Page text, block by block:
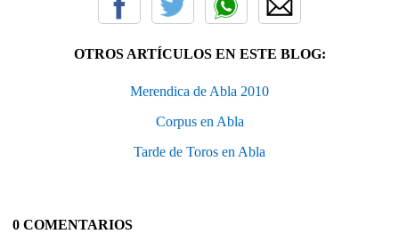
OTROS ARTÍCULOS EN ESTE BLOG:
Merendica de Abla 2010
Corpus en Abla
Tarde de Toros en Abla
0 COMENTARIOS